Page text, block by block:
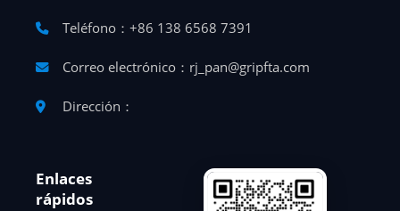
Teléfono：+86 138 6568 7391
Correo electrónico：rj_pan@gripfta.com
Dirección：
Enlaces
rápidos